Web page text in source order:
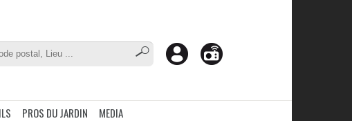
PROS DU JARDIN MEDIA